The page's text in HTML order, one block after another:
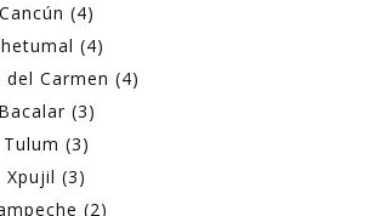
Cancún (4)
(4)
del Carmen (4)
Bacalar (3)
Tulum (3)
Xpujil (3)
(2)